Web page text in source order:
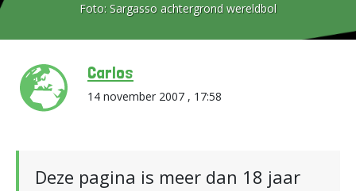
Foto: Sargasso achtergrond wereldbol
Carlos
14 november 2007 , 17:58
Deze pagina is meer dan 18 jaar